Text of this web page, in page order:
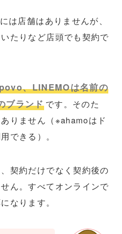
は店舗はありませんが、
たりなど店頭でも契約で
、LINEMOは名前の
ブランドです。そのた
りません（※ahamoはド
できる）。
契約だけでなく契約後の
ん。すべてオンラインで
なります。